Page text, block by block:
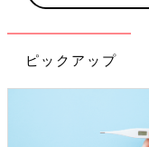
ピックアップ